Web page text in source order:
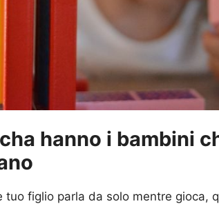
hanno i bambini
tuo figlio parla da solo mentre gioca,